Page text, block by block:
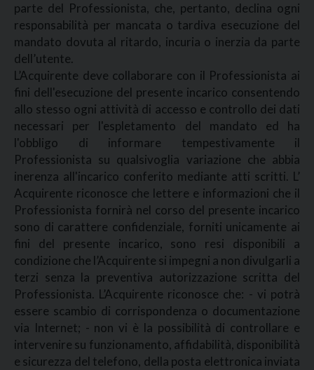
parte del Professionista, che, pertanto, declina ogni
responsabilità per mancata o tardiva esecuzione del
mandato dovuta al ritardo, incuria o inerzia da parte
dell’utente.
L’Acquirente deve collaborare con il Professionista ai
fini dell'esecuzione del presente incarico consentendo
allo stesso ogni attività di accesso e controllo dei dati
necessari per l'espletamento del mandato ed ha
l'obbligo di informare tempestivamente il
Professionista su qualsivoglia variazione che abbia
inerenza all'incarico conferito mediante atti scritti. L’
Acquirente riconosce che lettere e informazioni che il
Professionista fornirà nel corso del presente incarico
sono di carattere confidenziale, forniti unicamente ai
fini del presente incarico, sono resi disponibili a
condizione che l’Acquirente si impegni a non divulgarli a
terzi senza la preventiva autorizzazione scritta del
Professionista. L’Acquirente riconosce che: - vi potrà
essere scambio di corrispondenza o documentazione
via Internet; - non vi è la possibilità di controllare e
intervenire su funzionamento, affidabilità, disponibilità
e sicurezza del telefono, della posta elettronica inviata